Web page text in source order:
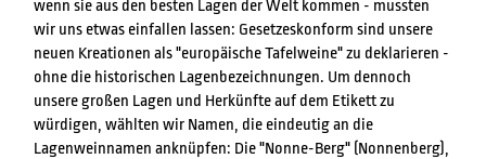
wenn sie aus den besten Lagen der Welt kommen - mussten
wir uns etwas einfallen lassen: Gesetzeskonform sind unsere
neuen Kreationen als "europäische Tafelweine" zu deklarieren -
ohne die historischen Lagenbezeichnungen. Um dennoch
unsere großen Lagen und Herkünfte auf dem Etikett zu
würdigen, wählten wir Namen, die eindeutig an die
Lagenweinnamen anknüpfen: Die "Nonne-Berg" (Nonnenberg),